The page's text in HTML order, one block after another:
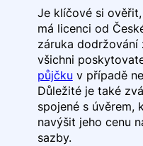
Je klíčové si
má licenci od
záruka dodržování
všichni
půjčku v případě
Důležité je také
spojené s úvěrem,
navýšit jeho cenu
sazby.